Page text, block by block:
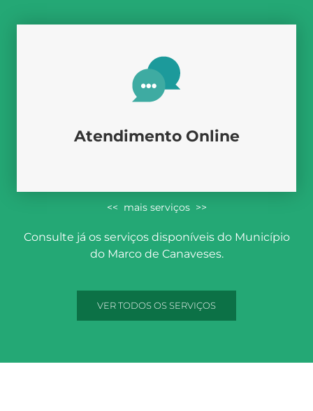
Atendimento Online
<< mais serviços >>
Consulte já os serviços disponíveis do Município
do Marco de Canaveses.
VER TODOS OS SERVIÇOS